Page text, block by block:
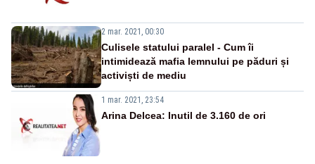
2 mar. 2021, 00:30
Culisele statului paralel - Cum îi
intimidează mafia lemnului pe păduri și
activiști de mediu
1 mar. 2021, 23:54
Arina Delcea: Inutil de 3.160 de ori